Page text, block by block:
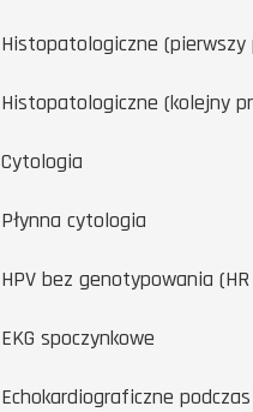
Histopatologiczne (pierwszy
Histopatologiczne (kolejny
Cytologia
Płynna cytologia
HPV bez genotypowania
EKG spoczynkowe
Echokardiograficzne